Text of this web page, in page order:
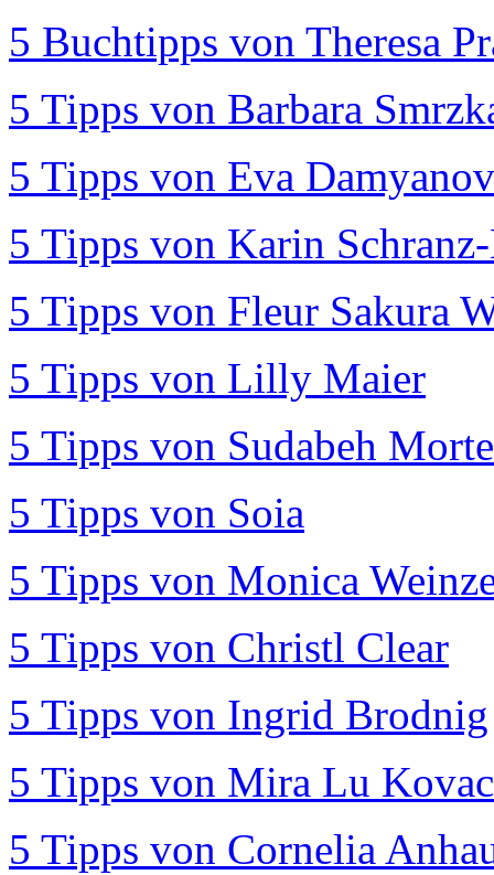
5 Buchtipps von Theresa
5 Tipps von Barbara
5 Tipps von Eva
5 Tipps von Karin
5 Tipps von Fleur Sakura
5 Tipps von Lilly Maier
5 Tipps von Sudabeh
5 Tipps von Soia
5 Tipps von Monica
5 Tipps von Christl Clear
5 Tipps von Ingrid Brodnig
5 Tipps von Mira Lu
5 Tipps von Cornelia